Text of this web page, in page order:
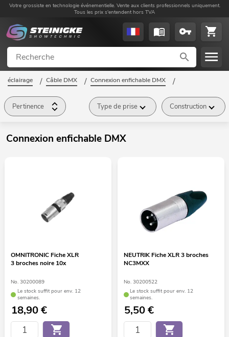
Votre grossiste en technologie événementielle. Vente aux clients professionnels uniquement.
Tous les prix s'entendent hors TVA
éclairage / Câble DMX / Connexion enfichable DMX /
Pertinence Type de prise Construction
Connexion enfichable DMX
OMNITRONIC Fiche XLR
3 broches noire 10x
No. 30200089
Le stock suffit pour env. 12
semaines.
18,90€
NEUTRIK Fiche XLR 3 broches
NC3MXX
No. 30200522
Le stock suffit pour env. 12
semaines.
5,50€